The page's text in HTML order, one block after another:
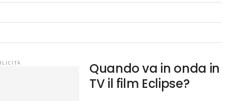
Quando va in onda in
TV il film Eclipse?